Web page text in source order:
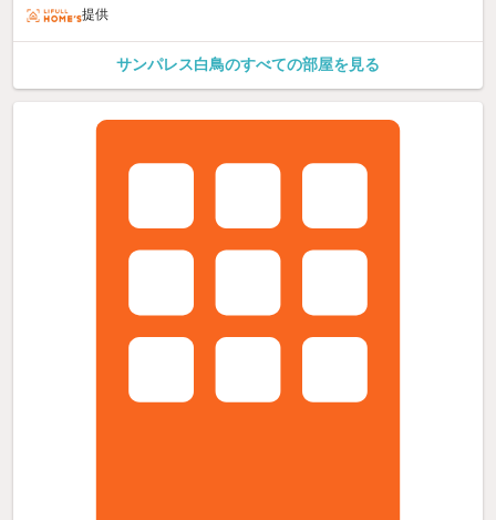
提供
サンパレス白鳥のすべての部屋を見る